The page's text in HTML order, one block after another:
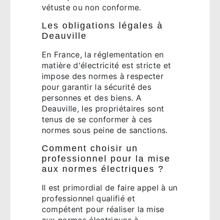
vétuste ou non conforme.
Les obligations légales à
Deauville
En France, la réglementation en
matière d'électricité est stricte et
impose des normes à respecter
pour garantir la sécurité des
personnes et des biens. A
Deauville, les propriétaires sont
tenus de se conformer à ces
normes sous peine de sanctions.
Comment choisir un
professionnel pour la mise
aux normes électriques ?
Il est primordial de faire appel à un
professionnel qualifié et
compétent pour réaliser la mise